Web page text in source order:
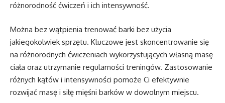
różnorodność ćwiczeń i ich intensywność.
Można bez wątpienia trenować barki bez użycia
jakiegokolwiek sprzętu. Kluczowe jest skoncentrowanie się
na różnorodnych ćwiczeniach wykorzystujących własną masę
ciała oraz utrzymanie regularności treningów. Zastosowanie
różnych kątów i intensywności pomoże Ci efektywnie
rozwijać masę i siłę mięśni barków w dowolnym miejscu.